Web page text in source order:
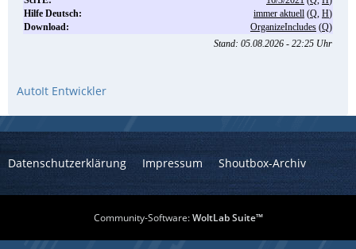
AutoIt Entwickler
Datenschutzerklärung Impressum Shoutbox-Archiv
Community-Software:WoltLab Suite™